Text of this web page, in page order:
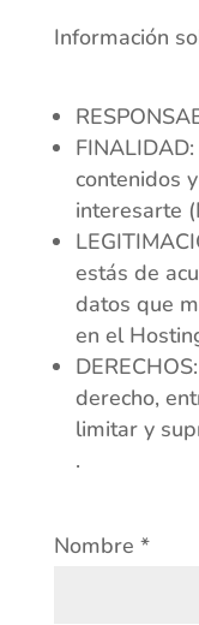
Información
contenidos
interesarte
estás de
datos que
en el
derecho,
limitar y
.
Nombre *